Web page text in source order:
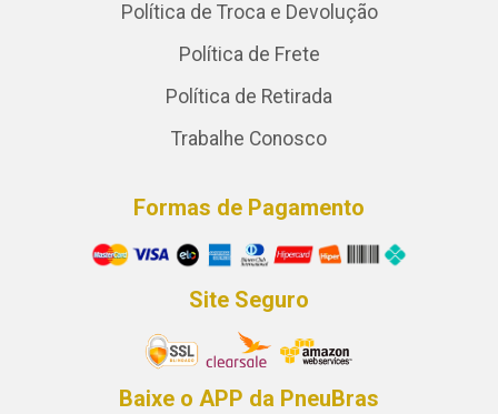
Política de Troca e Devolução
Política de Frete
Política de Retirada
Trabalhe Conosco
Formas de Pagamento
Site Seguro
Baixe o APP da PneuBras